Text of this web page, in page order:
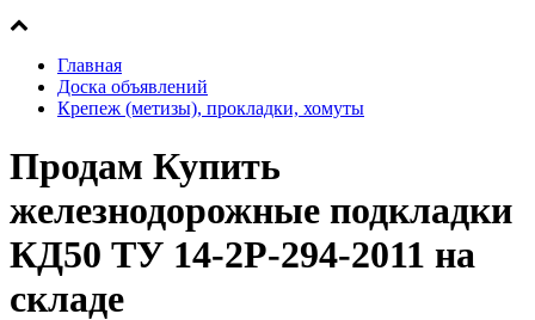
Главная
Доска объявлений
Крепеж (метизы), прокладки, хомуты
Продам Купить
железнодорожные подкладки
КД50 ТУ 14-2Р-294-2011 на
складе